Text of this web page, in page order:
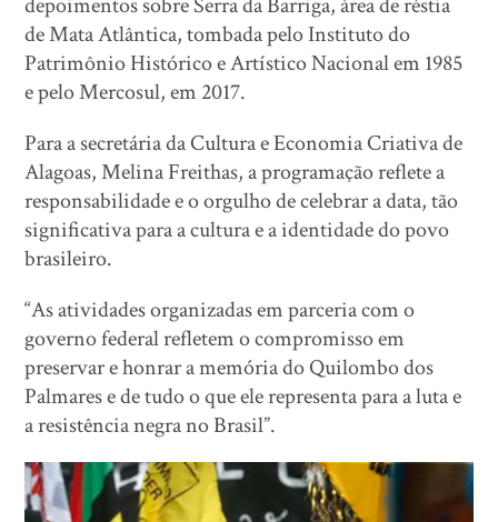
de Mata Atlântica, tombada pelo Instituto do
Patrimônio Histórico e Artístico Nacional em 1985
e pelo Mercosul, em 2017.
Para a secretária da Cultura e Economia Criativa de
Alagoas, Melina Freithas, a programação reflete a
responsabilidade e o orgulho de celebrar a data, tão
significativa para a cultura e a identidade do povo
brasileiro.
“As atividades organizadas em parceria com o
governo federal refletem o compromisso em
preservar e honrar a memória do Quilombo dos
Palmares e de tudo o que ele representa para a luta e
a resistência negra no Brasil”.